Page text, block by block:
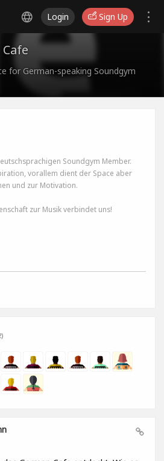
Login Sign Up
for German-speaking Soundgym
Soundgym Member.
vorallem dient der Space aber
und zur Motivation.
zur Musik verbindet uns!